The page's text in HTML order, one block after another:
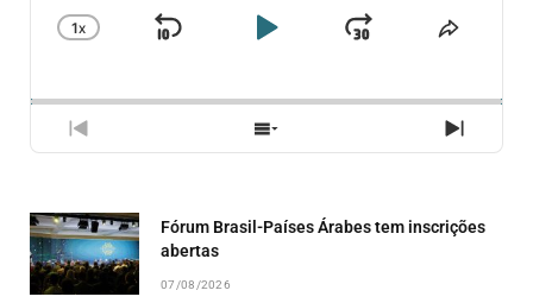
RATE
1X
BACKWARD
PAUSEFORWARD
PREVIOUS
SHOW
NEXT
Fórum Brasil-Países Árabes tem inscrições
abertas